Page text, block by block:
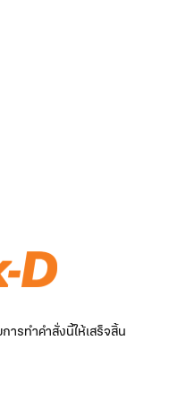
รทำคำสั่งนี้ให้เสร็จสิ้น